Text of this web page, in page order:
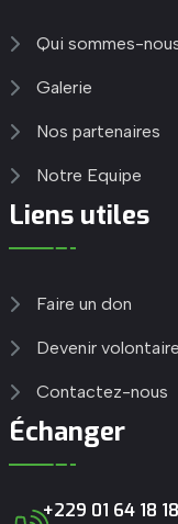
Qui sommes-
Galerie
Nos partenaires
Notre Equipe
Liens utiles
Faire un don
Devenir volontaire
Contactez-nous
Échanger
+229 01 64 18